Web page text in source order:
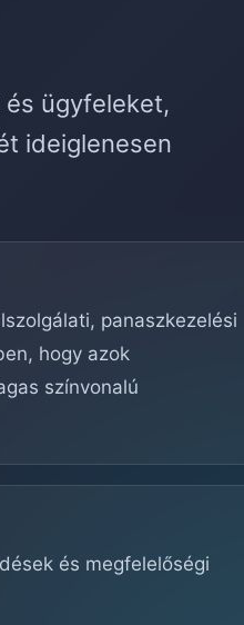
és ügyfeleket,
ideiglenesen
panaszkezelési
hogy azok
színvonalú
és megfelelőségi